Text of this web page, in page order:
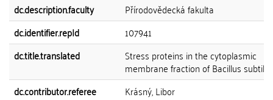
dc.description.faculty
Přírodovědecká fakulta
dc.identifier.repId
107941
dc.title.translated
Stress proteins in the cytoplasmic
membrane fraction of Bacillus subtilis
dc.contributor.referee
Krásný, Libor